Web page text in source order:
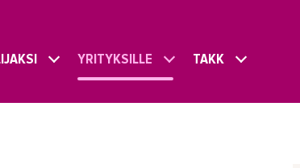
YRITYKSILLE TAKK